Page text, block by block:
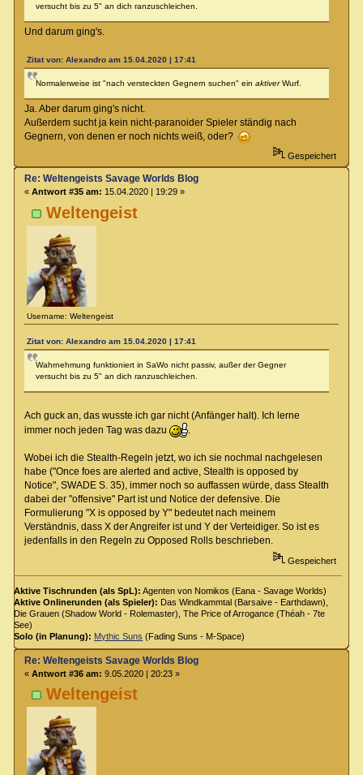
versucht bis zu 5" an dich ranzuschleichen.
Und darum ging's.
Zitat von: Alexandro am 15.04.2020 | 17:41
Normalerweise ist "nach versteckten Gegnern suchen" ein aktiverWurf.
Ja. Aber darum ging's nicht.
Außerdem sucht ja kein nicht-paranoider Spieler ständig nach
Gegnern, von denen er noch nichts weiß, oder?
Gespeichert
Weltengeist
Username: Weltengeist
Re: Weltengeists Savage Worlds Blog
« Antwort #35 am: 15.04.2020 | 19:29 »
Zitat von: Alexandro am 15.04.2020 | 17:41
Wahrnehmung funktioniert in SaWo nicht passiv, außer der Gegner
versucht bis zu 5" an dich ranzuschleichen.
Ach guck an, das wusste ich gar nicht (Anfänger halt). Ich lerne
immer noch jeden Tag was dazu
.
Wobei ich die Stealth-Regeln jetzt, wo ich sie nochmal nachgelesen
habe ("Once foes are alerted and active, Stealth is opposed by
Notice", SWADE S. 35), immer noch so auffassen würde, dass Stealth
dabei der "offensive" Part ist und Notice der defensive. Die
Formulierung "X is opposed by Y" bedeutet nach meinem
Verständnis, dass X der Angreifer ist und Y der Verteidiger. So ist es
jedenfalls in den Regeln zu Opposed Rolls beschrieben.
Gespeichert
Aktive Tischrunden (als SpL): Agenten von Nomikos (Eana - Savage Worlds)
Aktive Onlinerunden (als Spieler): Das Windkammtal (Barsaive - Earthdawn),
Die Grauen (Shadow World - Rolemaster), The Price of Arrogance (Théah - 7te
See)
Solo (in Planung): Mythic Suns (Fading Suns - M-Space)
Weltengeist
Re: Weltengeists Savage Worlds Blog
« Antwort #36 am: 9.05.2020 | 20:23 »